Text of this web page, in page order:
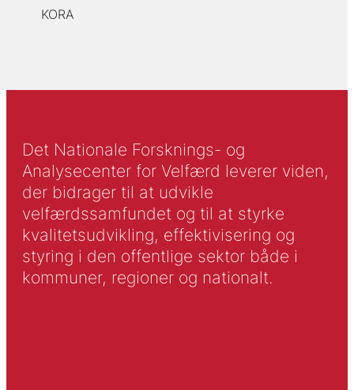
KORA
Det Nationale Forsknings- og
Analysecenter for Velfærd leverer viden,
der bidrager til at udvikle
velfærdssamfundet og til at styrke
kvalitetsudvikling, effektivisering og
styring i den offentlige sektor både i
kommuner, regioner og nationalt.